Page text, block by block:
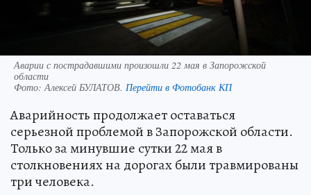
Аварии с пострадавшими произошли 22 мая в Запорожской
области
Фото: Алексей БУЛАТОВ. Перейти в Фотобанк КП
Аварийность продолжает оставаться
серьезной проблемой в Запорожской области.
Только за минувшие сутки 22 мая в
столкновениях на дорогах были травмированы
три человека.